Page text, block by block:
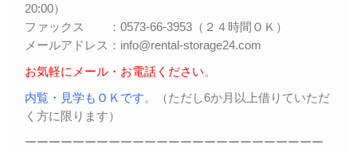
20:00）
ファックス ：0573-66-3953（２４時間ＯＫ）
メールアドレス：info@rental-storage24.com
お気軽にメール・お電話ください。
内覧・見学もＯＫです。（ただし6か月以上借りていただ
く方に限ります）
ーーーーーーーーーーーーーーーーーーーーーーーーー